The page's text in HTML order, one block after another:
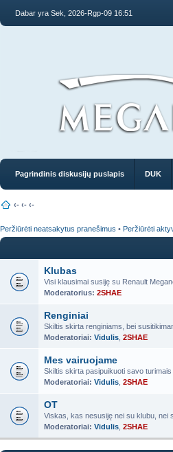
Dabar yra Sek, 2026-Rgp-09 16:51
Pagrindinis diskusijų puslapis DUK
‹- ‹- ‹-
Peržiūrėti neatsakytus pranešimus • Peržiūrėti
Klubas
Visi klausimai susiję su Renault
Moderatorius: 2SHAE
Renginiai
Skiltis skirta renginiams, bei
Moderatoriai: Vidulis 2SHAE
Mes vairuojame
Skiltis skirta pasipuikuoti savo
Moderatoriai: Vidulis 2SHAE
OT
Viskas, kas nesusiję nei su klubu, nei
Moderatoriai: Vidulis 2SHAE